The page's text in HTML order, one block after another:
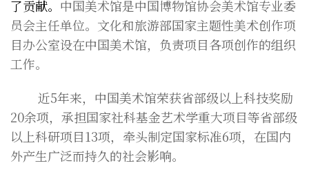
了贡献。 中国美术馆是中国博物馆协会美术馆专业委
员会主任单位。文化和旅游部国家主题性美术创作项
目办公室设在中国美术馆，负责项目各项创作的组织
工作。
近5年来，中国美术馆荣获省部级以上科技奖励
20余项，承担国家社科基金艺术学重大项目等省部级
以上科研项目13项，牵头制定国家标准6项，在国内
外产生广泛而持久的社会影响。